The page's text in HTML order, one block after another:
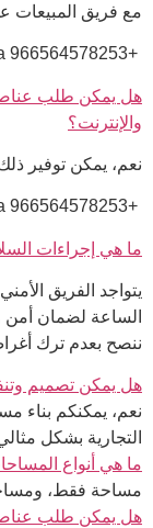
مع فريق المبيعات
+966564578253 sjs@sela.sa
هل يمكن طلب عناصر
والإنترنت؟
نعم، يمكن توفير
+966564578253 sjs@sela.sa
ما هي إجراءات
يتواجد الفريق
الساعة لضمان أمن
ننصح بعدم ترك
هل يمكن تصميم
نعم، يمكنكم بناء
التجارية بشكل
ما هي أنواع
مساحة فقط،
هل يمكن طلب عناصر